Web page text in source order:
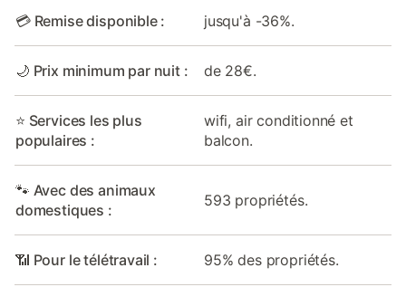
💳 Remise disponible : jusqu'à -36%.
🌙 Prix minimum par nuit : de 28€.
⭐ Services les plus
populaires :
wifi, air conditionné et
balcon.
🐾 Avec des animaux
domestiques :
593 propriétés.
📶 Pour le télétravail : 95% des propriétés.